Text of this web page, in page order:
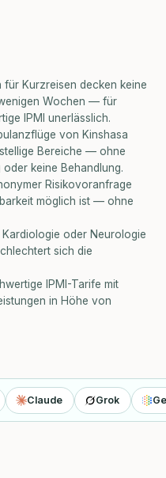
für Kurzreisen decken keine
Wochen — für
IPMI unerlässlich.
von Kinshasa
Bereiche — ohne
keine Behandlung.
Risikovoranfrage
möglich ist — ohne
oder Neurologie
sich die
IPMI-Tarife mit
in Höhe von
Claude Grok